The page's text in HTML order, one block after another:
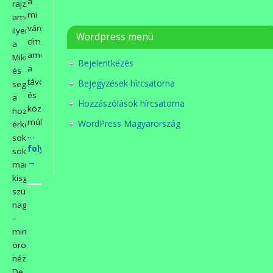
rajzok,
amelyeket
ilyenkor
a
Mikulás
és
segítői,
a
hozzájuk
érkező
sok-
sok
martfűi
kisgyerek
szüleikkel,
nagyszüleikkel
–
mindannyian
örömmel
nézegetnek!
mi
városunk
című,
amely
a
távoli
és
közeli
múlttal,
…
folytatás>>>
→
Wordpress menü
Bejelentkezés
Bejegyzések hírcsatorna
Hozzászólások hírcsatorna
WordPress Magyarország